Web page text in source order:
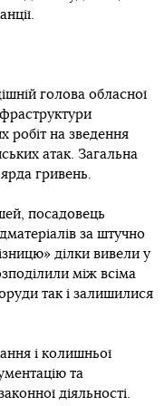
голова обласної
робіт на зведення
атак. Загальна
гривень.
посадовець
за штучно
ділки вивели у
між всіма
так і залишилися
і колишньої
та
діяльності.